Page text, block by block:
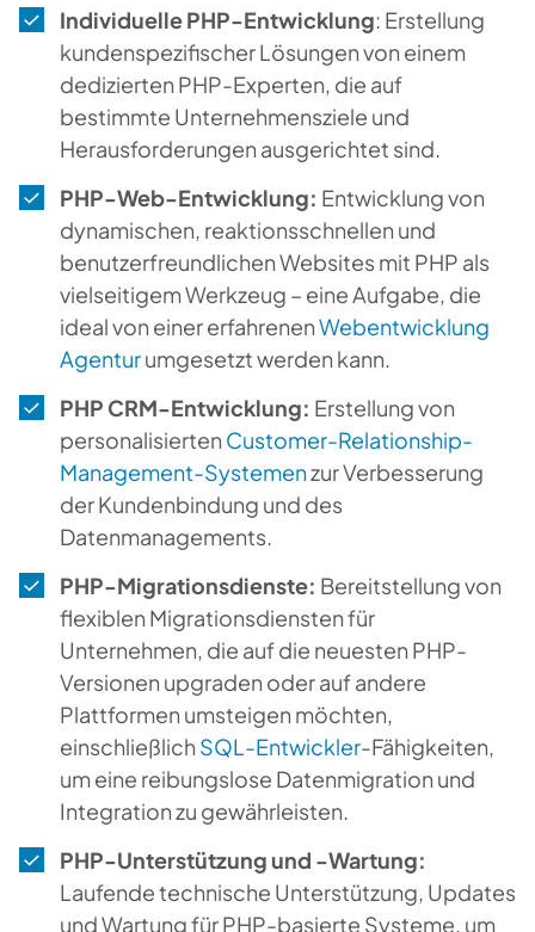
Individuelle PHP-Entwicklung: Erstellung
kundenspezifischer Lösungen von einem
dedizierten PHP-Experten, die auf
bestimmte Unternehmensziele und
Herausforderungen ausgerichtet sind.
PHP-Web-Entwicklung: Entwicklung von
dynamischen, reaktionsschnellen und
benutzerfreundlichen Websites mit PHP als
vielseitigem Werkzeug – eine Aufgabe, die
ideal von einer erfahrenenWebentwicklung
Agenturumgesetzt werden kann.
PHP CRM-Entwicklung: Erstellung von
personalisierten Customer-Relationship-
Management-Systemenzur Verbesserung
der Kundenbindung und des
Datenmanagements.
PHP-Migrationsdienste: Bereitstellung von
flexiblen Migrationsdiensten für
Unternehmen, die auf die neuesten PHP-
Versionen upgraden oder auf andere
Plattformen umsteigen möchten,
einschließlich SQL-Entwickler-Fähigkeiten,
um eine reibungslose Datenmigration und
Integration zu gewährleisten.
PHP-Unterstützung und -Wartung:
Laufende technische Unterstützung, Updates
und Wartung für PHP-basierte Systeme, um